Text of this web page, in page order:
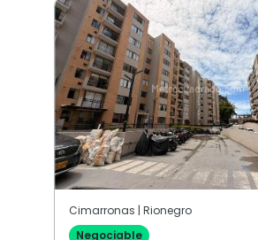
Cimarronas | Rionegro
Negociable